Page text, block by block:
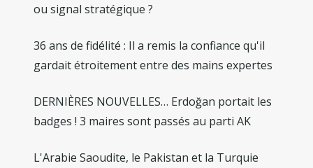
ou signal stratégique ?
36 ans de fidélité : Il a remis la confiance qu'il
gardait étroitement entre des mains expertes
DERNIÈRES NOUVELLES… Erdoğan portait les
badges ! 3 maires sont passés au parti AK
L'Arabie Saoudite, le Pakistan et la Turquie